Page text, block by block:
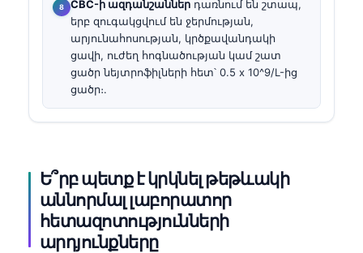
CBC-ի ազդանշաններ դառնում են շտապ,
երբ զուգակցվում են ջերմության,
արյունահոսության, կրծքավանդակի
ցավի, ուժեղ հոգնածության կամ շատ
ցածր նեյտրոֆիլների հետ՝ 0.5 x 10^9/L-ից
ցածր։.
Ե՞րբ պետք է կրկնել թեթևակի
աննորմալ լաբորատոր
հետազոտությունների
արդյունքները